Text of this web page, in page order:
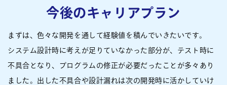
今後のキャリアプラン
まずは、色々な開発を通して経験値を積んでいきたいです。
システム設計時に考えが足りていなかった部分が、テスト時に
不具合となり、プログラムの修正が必要だったことが多々あり
ました。出した不具合や設計漏れは次の開発時に活かしていけ